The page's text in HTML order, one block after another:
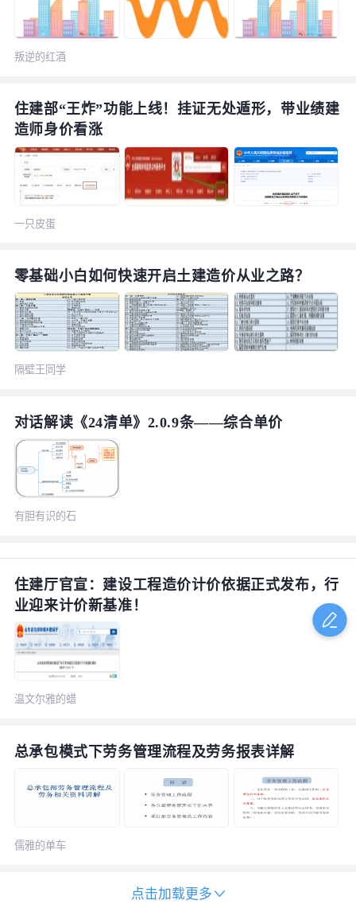
叛逆的红酒
住建部“王炸”功能上线！挂证无处遁形，带业绩建
造师身价看涨
一只皮蛋
零基础小白如何快速开启土建造价从业之路？
隔壁王同学
对话解读《24清单》2.0.9条——综合单价
有胆有识的石
住建厅官宣：建设工程造价计价依据正式发布，行
业迎来计价新基准！
温文尔雅的蜡
总承包模式下劳务管理流程及劳务报表详解
儒雅的单车
点击加载更多